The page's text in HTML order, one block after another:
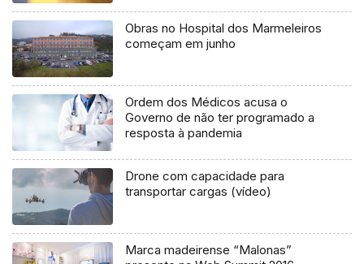
Obras no Hospital dos Marmeleiros
começam em junho
Ordem dos Médicos acusa o
Governo de não ter programado a
resposta à pandemia
Drone com capacidade para
transportar cargas (vídeo)
Marca madeirense “Malonas”